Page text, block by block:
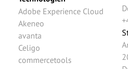
Adobe Experience Cloud
Akeneo
avanta
Celigo
commercetools